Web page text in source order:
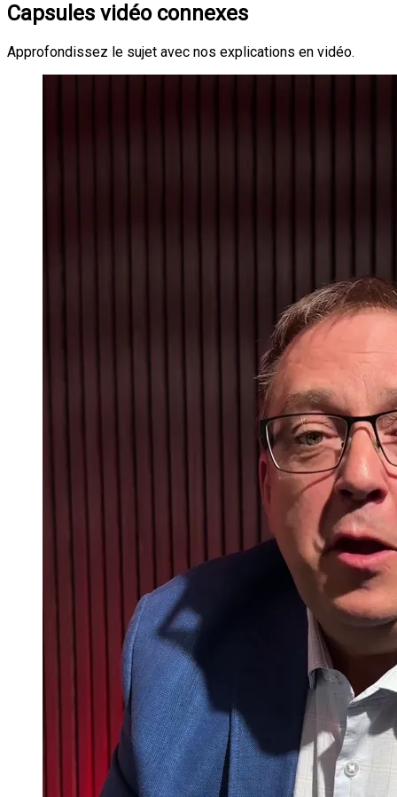
Capsules vidéo connexes
Approfondissez le sujet avec nos explications en vidéo.